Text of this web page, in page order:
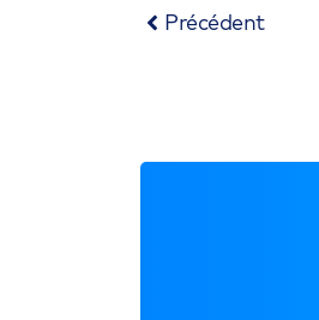
Précédent